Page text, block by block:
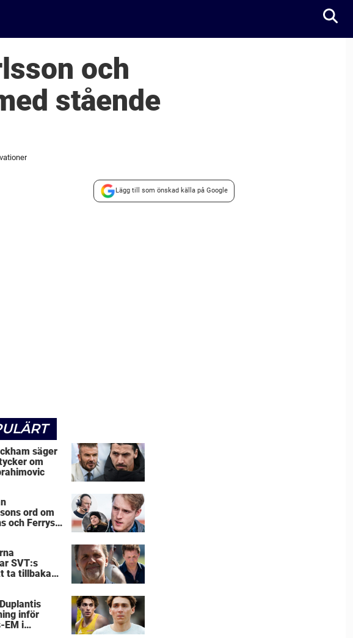
och
stående
Lägg till som önskad källa på Google
säger
om
ord om
och Ferrys
SVT:s
ta tillbaka
inför
EM i